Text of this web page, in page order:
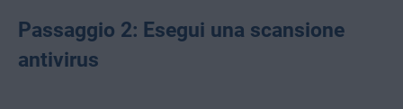
Passaggio 2: Esegui una scansione
antivirus